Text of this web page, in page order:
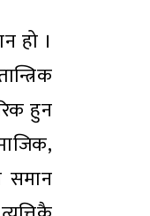
हो ।
हुन
समान